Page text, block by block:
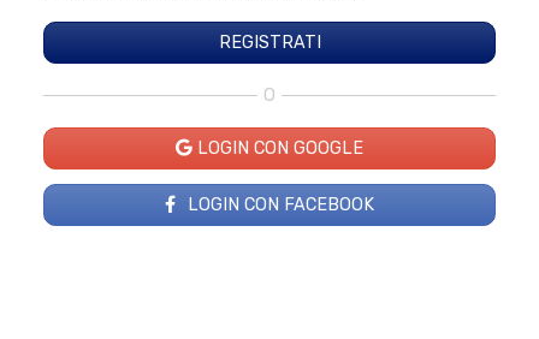
O
LOGIN CON GOOGLE
LOGIN CON FACEBOOK